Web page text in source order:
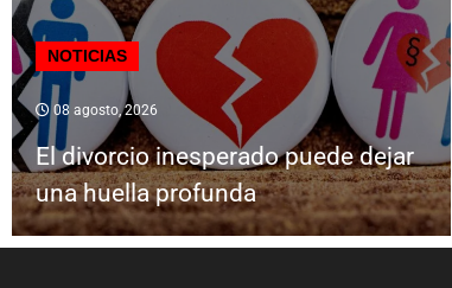
NOTICIAS
08 agosto, 2026
El divorcio inesperado puede dejar
una huella profunda